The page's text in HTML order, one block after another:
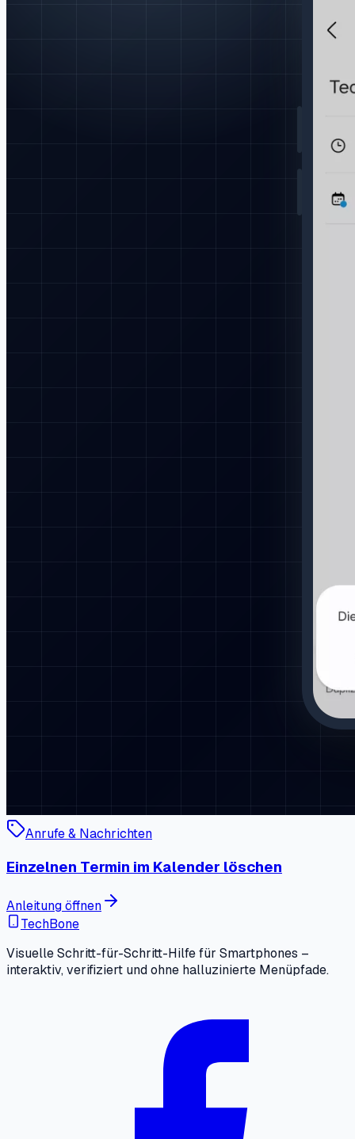
Anrufe & Nachrichten
Einzelnen Termin im Kalender löschen
Anleitung öffnen
TechBone
Visuelle Schritt-für-Schritt-Hilfe für Smartphones –
interaktiv, verifiziert und ohne halluzinierte Menüpfade.